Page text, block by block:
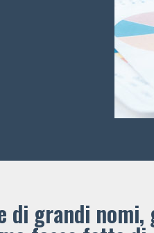
di grandi